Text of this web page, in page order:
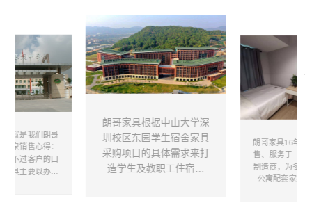
可就是我们朗哥
源泉销售心得：
抵不过客户的口
家具主要以办公
朗哥家具根据中山大学深
圳校区东园学生宿舍家具
采购项目的具体需求来打
造学生及教职工住宿环
其舒适性、安全耐用性与
朗哥家具16年集
售、服务于一体
制造商，为多家
公寓配套家具